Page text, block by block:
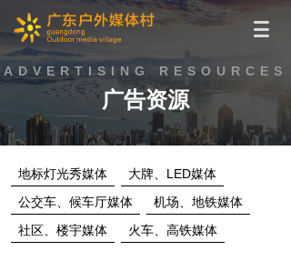
ADVERTISING RESOURCES
广告资源
地标灯光秀媒体
大牌、LED媒体
公交车、候车厅媒体
机场、地铁媒体
社区、楼宇媒体
火车、高铁媒体